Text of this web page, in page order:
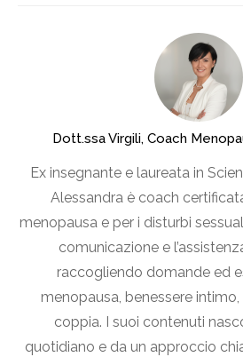
Dott.ssa Virgili, Coach
Ex insegnante e laureata in
Alessandra è coach
menopausa e per i disturbi
comunicazione e
raccogliendo domande ed
menopausa, benessere
coppia. I suoi contenuti
quotidiano e da un approccio